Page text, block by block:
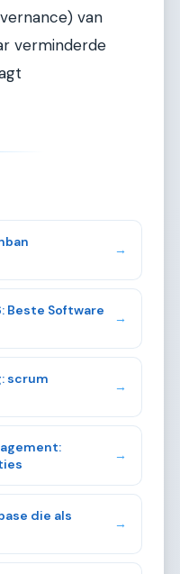
van
verminderde
→
Beste Software
→
scrum
→
→
die als
→